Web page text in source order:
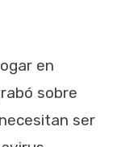
en
sobre
ser